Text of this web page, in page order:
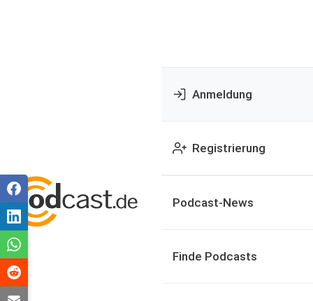
Anmeldung
Registrierung
Podcast-News
Finde Podcasts